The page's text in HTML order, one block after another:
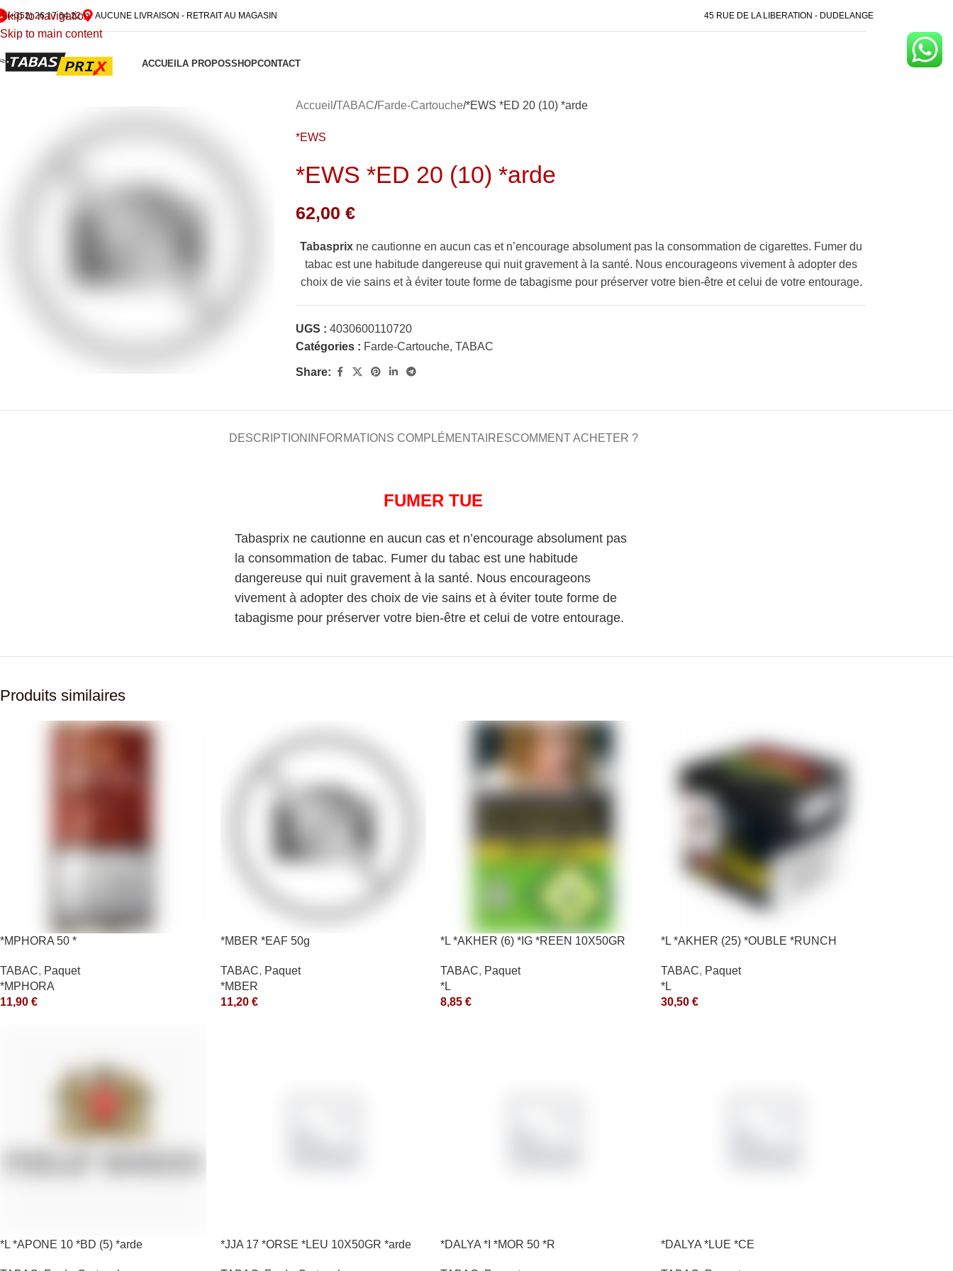
Skip to navigation
Skip to main content
(+352) 26 17 64 22 AUCUNE LIVRAISON - RETRAIT AU MAGASIN 45 RUE DE LA LIBERATION - DUDELANGE
ACCUEILA PROPOSSHOPCONTACT
Accueil TABAC Farde-Cartouche *EWS *ED 20 (10) *arde
*EWS
*EWS *ED 20 (10) *arde
62,00€
Tabasprix ne cautionne en aucun cas et n’encourage absolument pas la consommation de cigarettes. Fumer du
tabac est une habitude dangereuse qui nuit gravement à la santé. Nous encourageons vivement à adopter des
choix de vie sains et à éviter toute forme de tabagisme pour préserver votre bien-être et celui de votre entourage.
UGS :4030600110720
Catégories : Farde-Cartouche, TABAC
Share:
DESCRIPTION INFORMATIONS COMPLÉMENTAIRESCOMMENT ACHETER ?
FUMER TUE
Tabasprix ne cautionne en aucun cas et n’encourage absolument pas
la consommation de tabac. Fumer du tabac est une habitude
dangereuse qui nuit gravement à la santé. Nous encourageons
vivement à adopter des choix de vie sains et à éviter toute forme de
tabagisme pour préserver votre bien-être et celui de votre entourage.
Produits similaires
*MPHORA 50 *
TABAC, Paquet
*MPHORA
11,90 €
*MBER *EAF 50g
TABAC, Paquet
*MBER
11,20 €
*L *AKHER (6) *IG *REEN 10X50GR
TABAC, Paquet
*L
8,85 €
*L *AKHER (25) *OUBLE *RUNCH
TABAC, Paquet
*L
30,50 €
*L *APONE 10 *BD (5) *arde *JJA 17 *ORSE *LEU 10X50GR *arde *DALYA *I *MOR 50 *R *DALYA *LUE *CE